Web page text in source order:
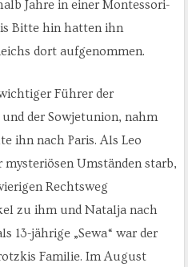
Jahre in einer Montessori-
Bitte hin hatten ihn
dort aufgenommen.
Führer der
der Sowjetunion, nahm
ihn nach Paris. Als Leo
Umständen starb,
Rechtsweg
zu ihm und Natalja nach
13-jährige „Sewa“ war der
Familie. Im August